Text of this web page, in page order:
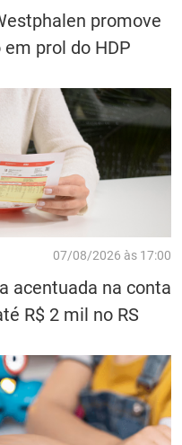
promove
prol do HDP
07/08/2026 às 17:00
acentuada na conta
R$ 2 mil no RS